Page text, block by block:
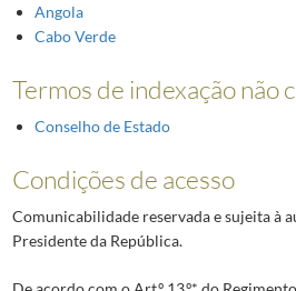
Angola
Cabo Verde
Termos de indexação não
Conselho de Estado
Condições de acesso
Comunicabilidade reservada e sujeita à
Presidente da República.